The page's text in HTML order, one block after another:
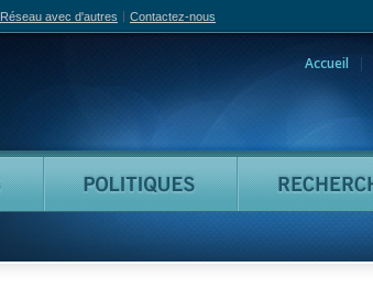
Réseau avec d'autres Contactez-nous
Accueil
Personnes Politiques